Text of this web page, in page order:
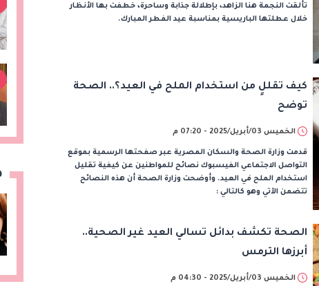
تألقت النجمة هنا الزاهد، بإطلالة جذابة وساحرة، خطفت بها الأنظار
خلال عطلتها الباريسية بمناسبة عيد الفطر المبارك.
كيف تقللٍ من استخدام الملح في العيد؟.. الصحة
توضح
الخميس 03/أبريل/2025 - 07:20 م
قدمت وزارة الصحة والسكان المصرية عبر صفحتها الرسمية بموقع
التواصل الاجتماعي الفيسبوك نصائح للمواطنين عن كيفية تقليل
استخدام الملح في العيد. وأوضحت وزارة الصحة أن هذه النصائح
تتضمن الآتي وهو كالتالي :
الصحة تكشف بدائل تسالي العيد غير الصحية..
أبرزها الترمس
الخميس 03/أبريل/2025 - 04:30 م